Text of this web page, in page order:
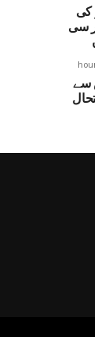
کی
سی
سے